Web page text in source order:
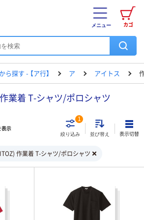
カゴ
メニュー
ら探す - 【ア行】 ア アイトス
業着 T-シャツ/ポロシャツ
表示
絞り込み
1
並び替え 表示切替
作業着 T-シャツ/ポロシャツ